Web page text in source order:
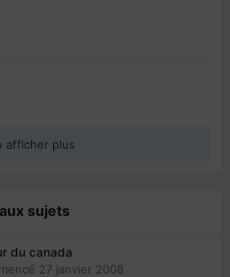
afficher plus
sujets
du canada
27 janvier 2008